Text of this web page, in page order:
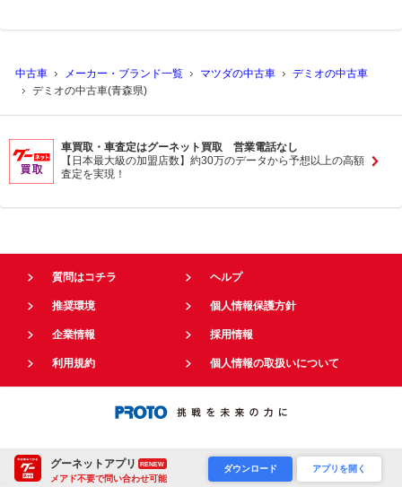
グーネットアプリ RENEW
メアド不要で問い合わせ可能
ダウンロード アプリを開く
中古車 メーカー・ブランド一覧 マツダの中古車
デミオの中古車
デミオの中古車(青森県)
車買取・車査定はグーネット買取 営業電話なし
【日本最大級の加盟店数】約30万のデータから予想以上の高額
査定を実現！
質問はコチラ ヘルプ
推奨環境 個人情報保護方針
企業情報 採用情報
利用規約 個人情報の取扱いについて